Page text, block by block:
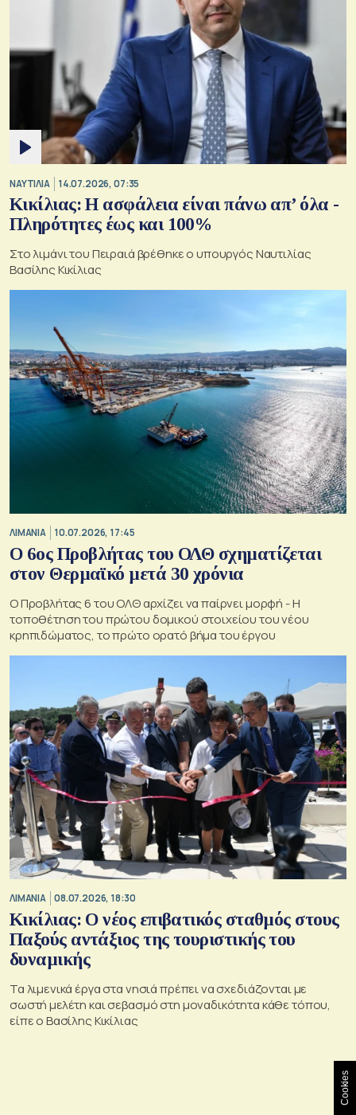
ΝΑΥΤΙΛΙΑ 14.07.2026, 07:35
Κικίλιας: Η ασφάλεια είναι πάνω απ’ όλα -
Πληρότητες έως και 100%
Στο λιμάνι του Πειραιά βρέθηκε ο υπουργός Ναυτιλίας
Βασίλης Κικίλιας
ΛΙΜΑΝΙΑ 10.07.2026, 17:45
Ο 6ος Προβλήτας του ΟΛΘ σχηματίζεται
στον Θερμαϊκό μετά 30 χρόνια
Ο Προβλήτας 6 του ΟΛΘ αρχίζει να παίρνει μορφή - Η
τοποθέτηση του πρώτου δομικού στοιχείου του νέου
κρηπιδώματος, το πρώτο ορατό βήμα του έργου
ΛΙΜΑΝΙΑ 08.07.2026, 18:30
Κικίλιας: Ο νέος επιβατικός σταθμός στους
Παξούς αντάξιος της τουριστικής του
δυναμικής
Τα λιμενικά έργα στα νησιά πρέπει να σχεδιάζονται με
σωστή μελέτη και σεβασμό στη μοναδικότητα κάθε τόπου,
είπε ο Βασίλης Κικίλιας
Cookies